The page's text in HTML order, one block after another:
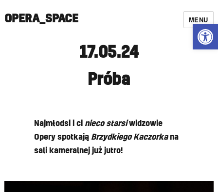
OPERA_SPACE MENU
17.05.24
Próba
Najmłodsi i ci nieco starsiwidzowie
Opery spotkają Brzydkiego Kaczorkana
sali kameralnej już jutro!